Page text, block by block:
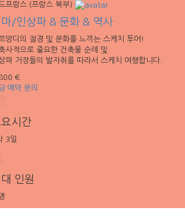
프랑스 (프랑스 북부)
마/인상파 & 문화 & 역사
망디의 절경 및 문화를 느끼는 스케치 투어!
사적으로 중요한 건축물 순례 및
파 거장들의 발자취를 따라서 스케치 여행합니다.
€
·예약 문의
시간
3일
인원